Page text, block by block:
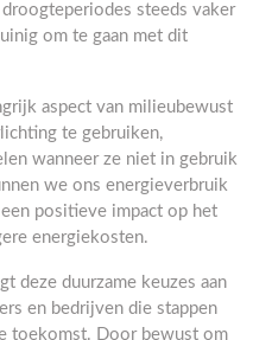
steeds vaker
om te gaan met dit
aspect van milieubewust
te gebruiken,
wanneer ze niet in gebruik
we ons energieverbruik
positieve impact op het
energiekosten.
deze duurzame keuzes aan
en bedrijven die stappen
toekomst. Door bewust om